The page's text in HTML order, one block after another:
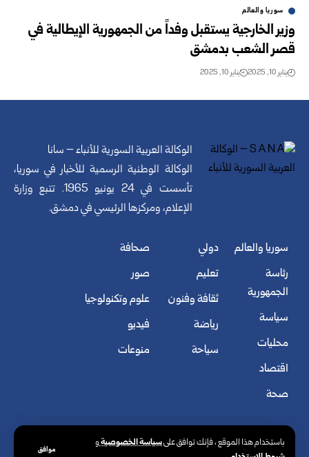
باستخدام هذا الموقع ، فإنك توافق علىسياسة الخصوصيةو
موافق
سوريا والعالم
وزير الخارجية يستقبل وفداً من الجمهورية الإيطالية في
قصر الشعب بدمشق
يناير 10, 2025 يناير 10, 2025
الوكالة العربية السورية للأنباء – سانا
الوكالة الوطنية الرسمية للأخبار في سوريا،
تأسست في 24 يونيو 1965. تتبع وزارة
الإعلام، ومركزها الرئيسي في دمشق.
سوريا والعالم
رئاسة
الجمهورية
سياسة
محليات
اقتصاد
صحة
دولي
تعليم
ثقافة وفنون
رياضة
سياحة
صحافة
صور
علوم وتكنولوجيا
فيديو
منوعات